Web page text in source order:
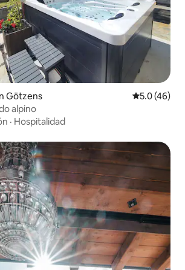
Götzens Calificación
5.0 (46)
alpino
· Hospitalidad